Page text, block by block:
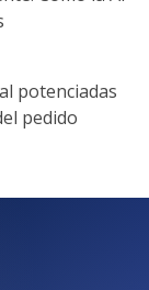
potenciadas
pedido